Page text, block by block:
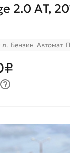
2.0 AТ,
л. Бензин Автомат